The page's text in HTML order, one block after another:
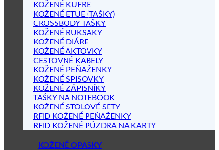
KOŽENÉ KUFRE
KOŽENÉ ETUE (TAŠKY)
CROSSBODY TAŠKY
KOŽENÉ RUKSAKY
KOŽENÉ DIÁRE
KOŽENÉ AKTOVKY
CESTOVNÉ KABELY
KOŽENÉ PEŇAŽENKY
KOŽENÉ SPISOVKY
KOŽENÉ ZÁPISNÍKY
TAŠKY NA NOTEBOOK
KOŽENÉ STOLOVÉ SETY
RFID KOŽENÉ PEŇAŽENKY
RFID KOŽENÉ PÚZDRA NA KARTY
KOŽENÉ OPASKY